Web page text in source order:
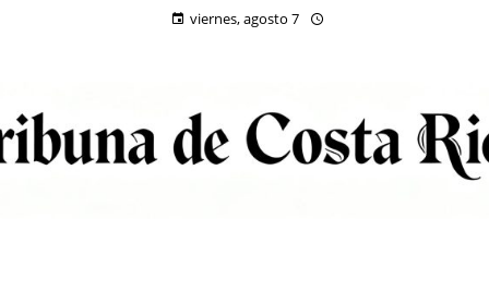
viernes, agosto 7